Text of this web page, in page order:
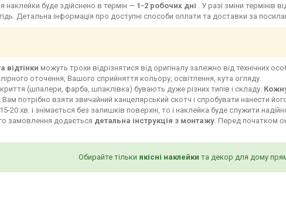
наклейки буде здійснено в термін — 1-2 робочих дні . У разі зміни
Детальна інформація про доступні способи оплати та доставки за
відтінки можуть трохи відрізнятися від оригіналу залежно від технічних
оточення, Вашого сприйняття кольору, освітлення, кута огляду.
(шпалери, фарба, шпаклівка) бувають дуже різних типів і складу.
Вам потрібно взяти звичайний канцелярський скотч і спробувати нанести
20 хв. і знімається без залишків поверхні, то і наклейка буде служити
замовлення додається детальна інструкція з монтажу . Перед початком
Обирайте тільки якісні наклейки та декор для дому